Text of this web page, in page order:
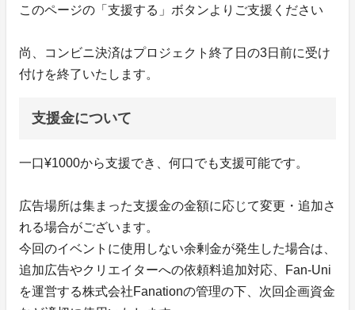
このページの「支援する」ボタンよりご支援ください
尚、コンビニ決済はプロジェクト終了日の3日前に受け
付けを終了いたします。
支援金について
一口¥1000から支援でき、何口でも支援可能です。
広告場所は集まった支援金の金額に応じて変更・追加さ
れる場合がございます。
今回のイベントに使用しない余剰金が発生した場合は、
追加広告やクリエイターへの依頼料追加対応、Fan-Uni
を運営する株式会社Fanationの管理の下、次回企画資金